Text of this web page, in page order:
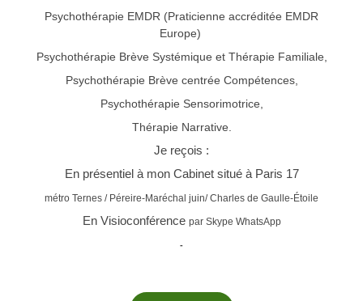
Psychothérapie EMDR (Praticienne accréditée EMDR
Europe)
Psychothérapie Brève Systémique et Thérapie Familiale,
Psychothérapie Brève centrée Compétences,
Psychothérapie Sensorimotrice,
Thérapie Narrative.
Je reçois :
En présentiel à mon Cabinet situé à Paris 17
métro Ternes / Péreire-Maréchal juin/ Charles de Gaulle-Étoile
En Visioconférence par Skype WhatsApp
-